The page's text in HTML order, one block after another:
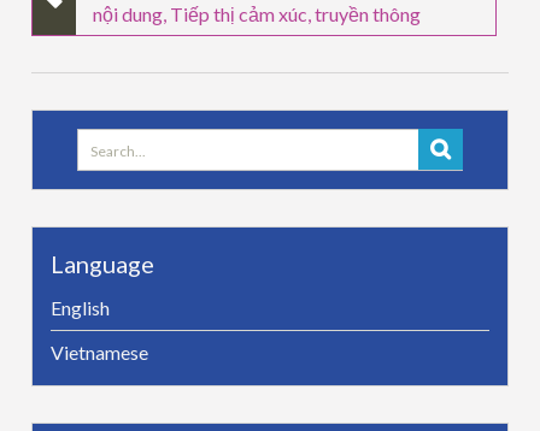
nội dung, Tiếp thị cảm xúc,truyền thông
Search
for:
Language
English
Vietnamese